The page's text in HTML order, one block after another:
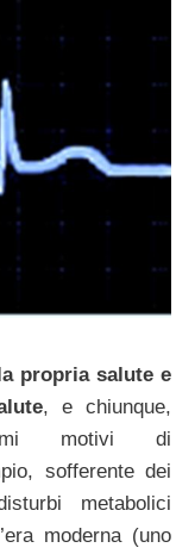
propria salute e
, e chiunque,
motivi di
sofferente dei
metabolici
moderna (uno